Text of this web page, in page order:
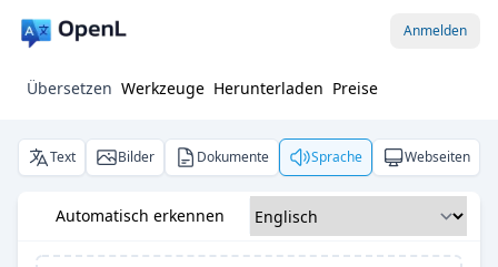
Anmelden
Übersetzen Werkzeuge Herunterladen Preise
Text Bilder Dokumente Sprache Webseiten
Automatisch erkennen